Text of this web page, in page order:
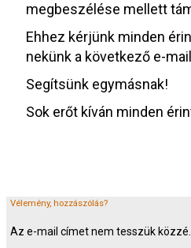
megbeszélése mellett
Ehhez kérjünk minden
nekünk a következő e-
Segítsünk egymásnak!
Sok erőt kíván minden
Vélemény, hozzászólás?
Az e-mail címet nem tesszük közzé.